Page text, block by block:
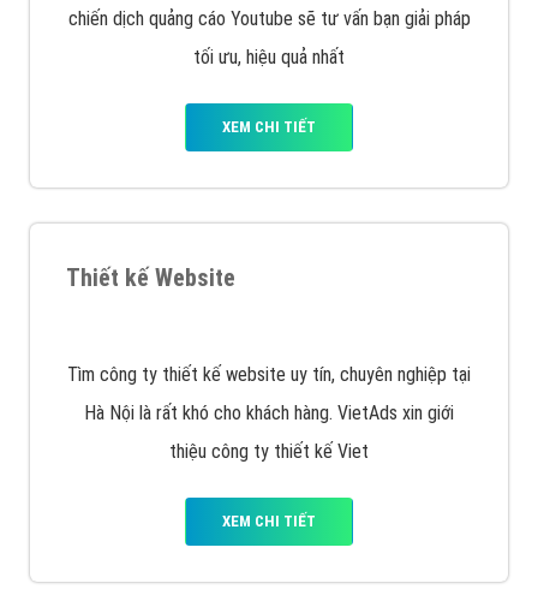
chiến dịch quảng cáo Youtube sẽ tư vấn bạn giải pháp
tối ưu, hiệu quả nhất
XEM CHI TIẾT
Thiết kế Website
Tìm công ty thiết kế website uy tín, chuyên nghiệp tại
Hà Nội là rất khó cho khách hàng. VietAds xin giới
thiệu công ty thiết kế Viet
XEM CHI TIẾT